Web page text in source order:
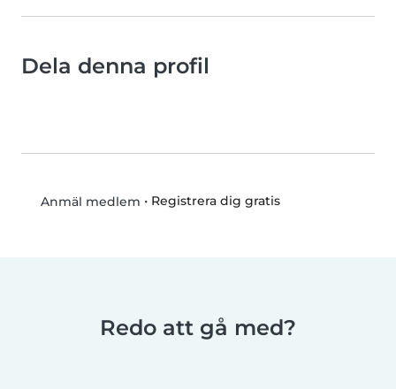
Dela denna profil
Anmäl medlem • Registrera dig gratis
Redo att gå med?